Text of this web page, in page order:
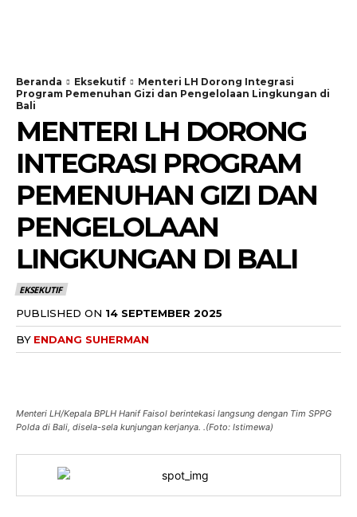
Beranda Eksekutif
Menteri LH Dorong Integrasi
Program Pemenuhan Gizi dan Pengelolaan Lingkungan di
Bali
MENTERI LH DORONG
INTEGRASI PROGRAM
PEMENUHAN GIZI DAN
PENGELOLAAN
LINGKUNGAN DI BALI
EKSEKUTIF
PUBLISHED ON 14 SEPTEMBER 2025
BY ENDANG SUHERMAN
Menteri LH/Kepala BPLH Hanif Faisol berintekasi langsung dengan Tim SPPG
Polda di Bali, disela-sela kunjungan kerjanya. .(Foto: Istimewa)